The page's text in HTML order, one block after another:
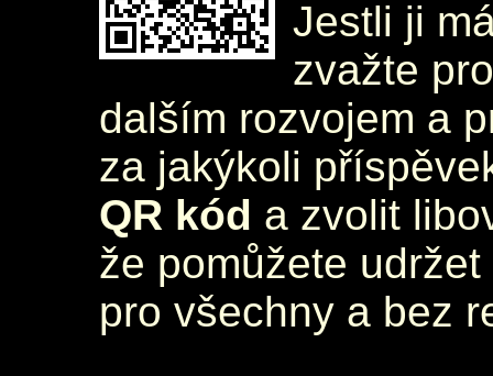
Jestli ji
zvažte
dalším rozvojem a
za jakýkoli
QR kód a zvolit
že pomůžete
pro všechny a bez